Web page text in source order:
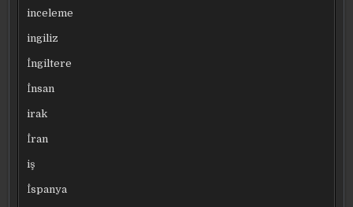
inceleme
ingiliz
İngiltere
İnsan
irak
İran
iş
İspanya